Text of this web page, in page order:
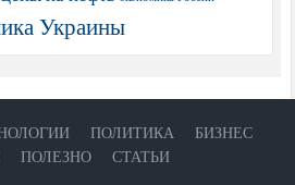
Украины
ПОЛИТИКА
БИЗНЕС
ПОЛЕЗНО СТАТЬИ